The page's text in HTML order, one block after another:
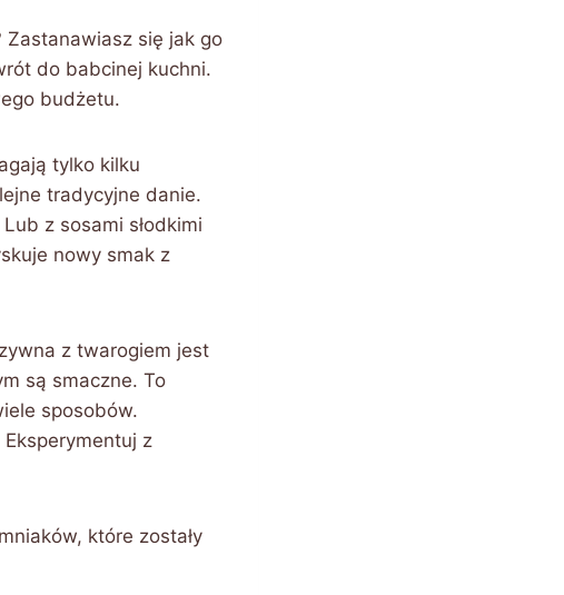
Zastanawiasz się jak go
do babcinej kuchni.
budżetu.
tylko kilku
tradycyjne danie.
z sosami słodkimi
nowy smak z
z twarogiem jest
są smaczne. To
sposobów.
z
które zostały